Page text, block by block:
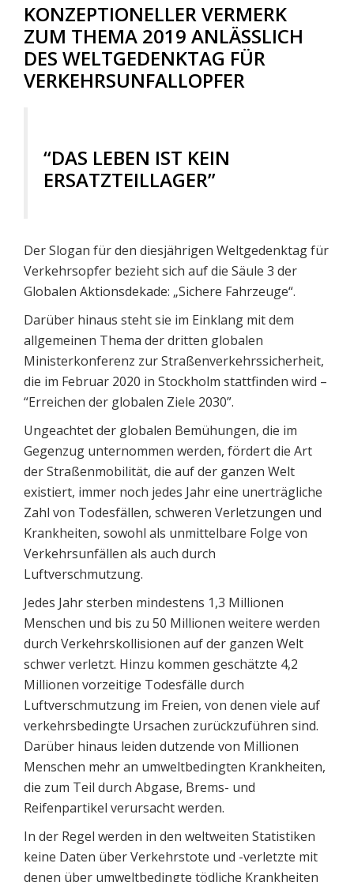
KONZEPTIONELLER VERMERK
ZUM THEMA 2019 ANLÄSSLICH
DES WELTGEDENKTAG FÜR
VERKEHRSUNFALLOPFER
“DAS LEBEN IST KEIN
ERSATZTEILLAGER”
Der Slogan für den diesjährigen Weltgedenktag für
Verkehrsopfer bezieht sich auf die Säule 3 der
Globalen Aktionsdekade: „Sichere Fahrzeuge“.
Darüber hinaus steht sie im Einklang mit dem
allgemeinen Thema der dritten globalen
Ministerkonferenz zur Straßenverkehrssicherheit,
die im Februar 2020 in Stockholm stattfinden wird –
“Erreichen der globalen Ziele 2030”.
Ungeachtet der globalen Bemühungen, die im
Gegenzug unternommen werden, fördert die Art
der Straßenmobilität, die auf der ganzen Welt
existiert, immer noch jedes Jahr eine unerträgliche
Zahl von Todesfällen, schweren Verletzungen und
Krankheiten, sowohl als unmittelbare Folge von
Verkehrsunfällen als auch durch
Luftverschmutzung.
Jedes Jahr sterben mindestens 1,3 Millionen
Menschen und bis zu 50 Millionen weitere werden
durch Verkehrskollisionen auf der ganzen Welt
schwer verletzt. Hinzu kommen geschätzte 4,2
Millionen vorzeitige Todesfälle durch
Luftverschmutzung im Freien, von denen viele auf
verkehrsbedingte Ursachen zurückzuführen sind.
Darüber hinaus leiden dutzende von Millionen
Menschen mehr an umweltbedingten Krankheiten,
die zum Teil durch Abgase, Brems- und
Reifenpartikel verursacht werden.
In der Regel werden in den weltweiten Statistiken
keine Daten über Verkehrstote und -verletzte mit
denen über umweltbedingte tödliche Krankheiten